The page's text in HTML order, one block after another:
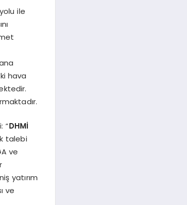
ile
hava
“DHMİ
talebi
ve
yatırım
ve